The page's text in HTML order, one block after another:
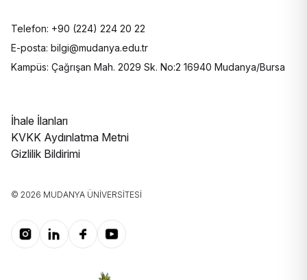
Telefon: +90 (224) 224 20 22
E-posta: bilgi@mudanya.edu.tr
Kampüs: Çağrışan Mah. 2029 Sk. No:2 16940 Mudanya/Bursa
İhale İlanları
KVKK Aydınlatma Metni
Gizlilik Bildirimi
© 2026 MUDANYA ÜNIVERSITESI